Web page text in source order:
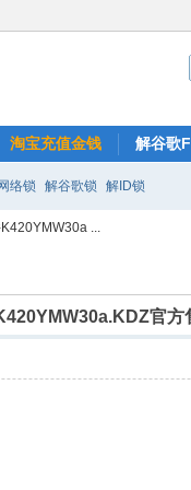
淘宝充值金钱 解谷歌
络锁 解谷歌锁 解ID锁
...
官方